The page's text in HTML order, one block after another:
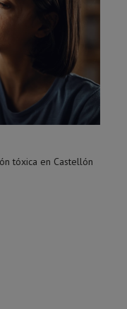
tóxica en Castellón